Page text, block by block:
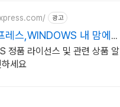
광고
레스,WINDOWS 내 맘에
의 특가
정품 라이선스 및 관련 상품 알
세요